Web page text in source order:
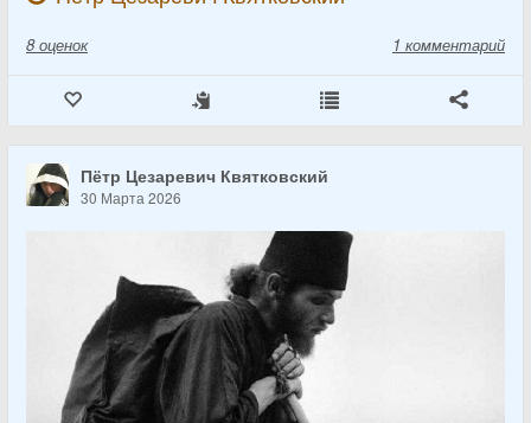
8 оценок 1 комментарий
Пётр Цезаревич Квятковский
30 Марта 2026